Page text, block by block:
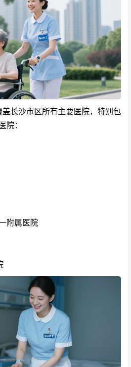
沙市区所有主要医院，特别包
院：
附属医院